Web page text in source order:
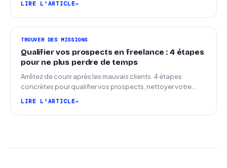
LIRE L'ARTICLE
TROUVER DES MISSIONS
Qualifier vos prospects en freelance : 4 étapes
pour ne plus perdre de temps
Arrêtez de courir après les mauvais clients. 4 étapes
concrètes pour qualifier vos prospects, nettoyer votre
LIRE L'ARTICLE